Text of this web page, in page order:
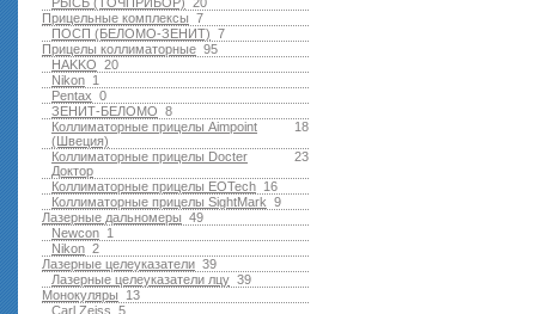
7
Прицельные комплексы
7
ПОСП (БЕЛОМО-ЗЕНИТ)
95
Прицелы коллиматорные
20
HAKKO
1
Nikon
0
Pentax
8
ЗЕНИТ-БЕЛОМО
18
Коллиматорные прицелы Aimpoint
(Швеция)
23
Коллиматорные прицелы Docter
Доктор
16
Коллиматорные прицелы EOTech
9
Коллиматорные прицелы SightMark
49
Лазерные дальномеры
1
Newcon
2
Nikon
39
Лазерные целеуказатели
39
Лазерные целеуказатели лцу
13
Монокуляры
5
Carl Zeiss